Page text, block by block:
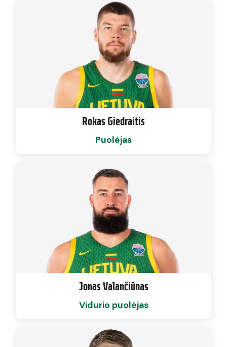
Rokas Giedraitis
Puolėjas
Jonas Valančiūnas
Vidurio puolėjas